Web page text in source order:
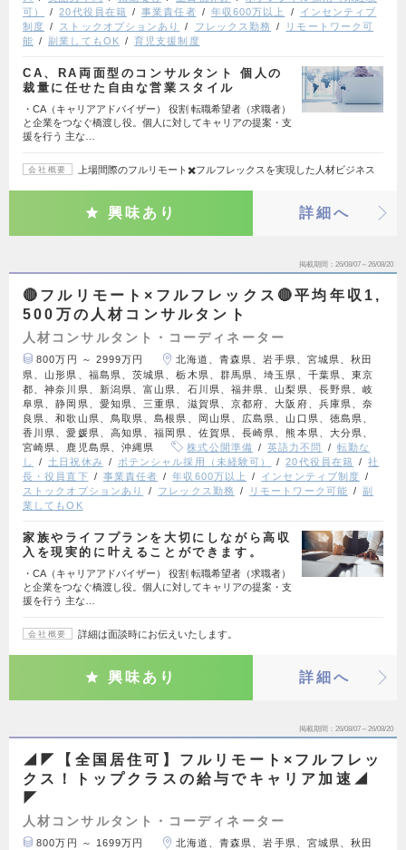
可）
20代役員在籍 事業責任者 年収600万以上
インセンティブ
制度
ストックオプションあり フレックス勤務
リモートワーク可
能
副業してもOK 育児支援制度
CA、RA両面型のコンサルタント 個人の
裁量に任せた自由な営業スタイル
・CA（キャリアアドバイザー） 役割 転職希望者（求職者）
と企業をつなぐ橋渡し役。個人に対してキャリアの提案・支
援を行う 主な…
会社概要 上場間際のフルリモート✖️フルフレックスを実現した人材ビジネス
興味あり 詳細へ
掲載期間 26/08/07～26/08/20
🔴フルリモート×フルフレックス🔴平均年収1,
500万の人材コンサルタント
人材コンサルタント・コーディネーター
800万円 ～ 2999万円
北海道、青森県、岩手県、宮城県、秋田
県、山形県、福島県、茨城県、栃木県、群馬県、埼玉県、千葉県、東京
都、神奈川県、新潟県、富山県、石川県、福井県、山梨県、長野県、岐
阜県、静岡県、愛知県、三重県、滋賀県、京都府、大阪府、兵庫県、奈
良県、和歌山県、鳥取県、島根県、岡山県、広島県、山口県、徳島県、
香川県、愛媛県、高知県、福岡県、佐賀県、長崎県、熊本県、大分県、
宮崎県、鹿児島県、沖縄県
株式公開準備 英語力不問
転勤な
し
土日祝休み ポテンシャル採用（未経験可） 20代役員在籍
社
長・役員直下
事業責任者 年収600万以上
インセンティブ制度
ストックオプションあり
フレックス勤務 リモートワーク可能
副
業してもOK
家族やライフプランを大切にしながら高収
入を現実的に叶えることができます。
・CA（キャリアアドバイザー） 役割 転職希望者（求職者）
と企業をつなぐ橋渡し役。個人に対してキャリアの提案・支
援を行う 主な…
会社概要 詳細は面談時にお伝えいたします。
興味あり 詳細へ
掲載期間 26/08/07～26/08/20
◢◤【全国居住可】フルリモート×フルフレッ
クス！トップクラスの給与でキャリア加速◢
◤
人材コンサルタント・コーディネーター
800万円 ～ 1699万円
北海道、青森県、岩手県、宮城県、秋田